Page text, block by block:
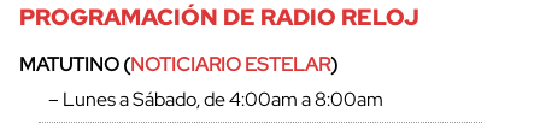
PROGRAMACIÓN DE RADIO RELOJ
MATUTINO (NOTICIARIO ESTELAR)
– Lunes a Sábado, de 4:00am a 8:00am